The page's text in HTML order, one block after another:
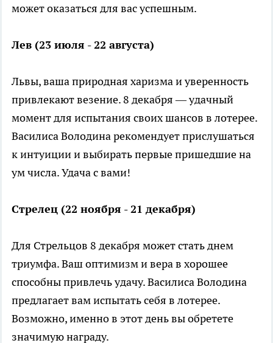
может оказаться для вас успешным.
Лев (23 июля - 22 августа)
Львы, ваша природная харизма и уверенность
привлекают везение. 8 декабря — удачный
момент для испытания своих шансов в лотерее.
Василиса Володина рекомендует прислушаться
к интуиции и выбирать первые пришедшие на
ум числа. Удача с вами!
Стрелец (22 ноября - 21 декабря)
Для Стрельцов 8 декабря может стать днем
триумфа. Ваш оптимизм и вера в хорошее
способны привлечь удачу. Василиса Володина
предлагает вам испытать себя в лотерее.
Возможно, именно в этот день вы обретете
значимую награду.